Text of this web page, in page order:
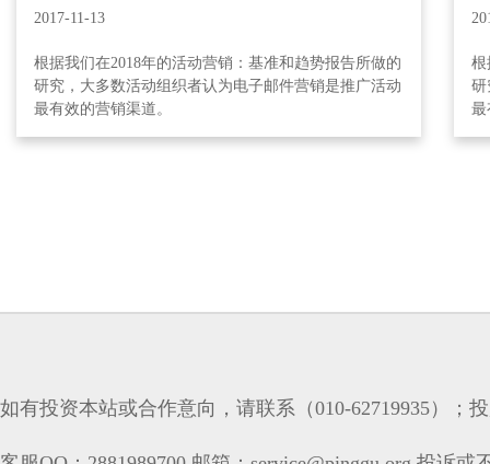
2017-11-13
根据我们在2018年的活动营销：基准和趋势报告所做的
研究，大多数活动组织者认为电子邮件营销是推广活动
最有效的营销渠道。
根
研
最
如有投资本站或合作意向，请联系（010-62719935）；